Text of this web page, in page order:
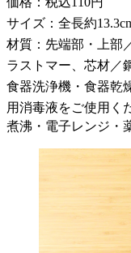
サイズ：全長約
材質：先端部・上部
ラストマー、芯材／
食器洗浄機・食器乾
用消毒液をご使用く
煮沸・電子レンジ・